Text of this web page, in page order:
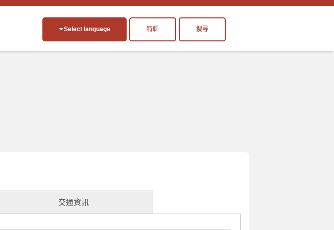
Select language 特輯 搜尋
交通資訊